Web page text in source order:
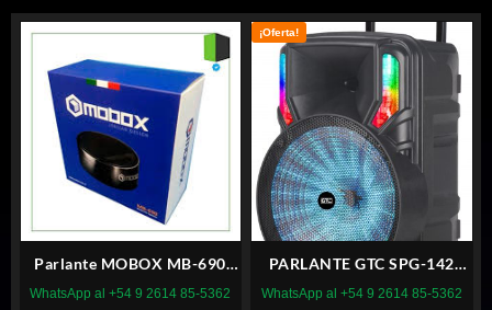
Parlante MOBOX MB-690
bt4.0
WhatsApp al +54 9 2614 85-5362
¡Oferta!
PARLANTE GTC SPG-142
BLUETOOTH C/Microfono
WhatsApp al +54 9 2614 85-5362